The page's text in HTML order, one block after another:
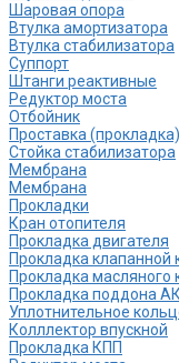
Шаровая опора
Втулка амортизатора
Втулка стабилизатора
Cуппорт
Штанги реактивные
Редуктор моста
Отбойник
Проставка
Стойка стабилизатора
Мембрана
Мембрана
Прокладки
Кран отопителя
Прокладка двигателя
Прокладка клапанной
Прокладка масляного
Прокладка поддона
Уплотнительное
Колллектор впускной
Прокладка КПП